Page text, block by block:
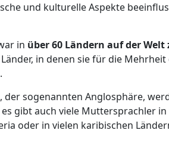
und kulturelle Aspekte
in über 60 Ländern auf der
in denen sie für die
der sogenannten Anglosphäre,
gibt auch viele Muttersprachler
oder in vielen karibischen